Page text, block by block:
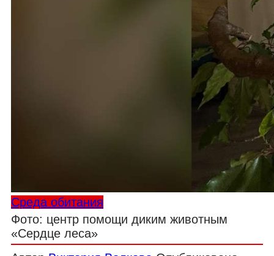
Среда обитания
Фото: центр помощи диким животным
«Сердце леса»